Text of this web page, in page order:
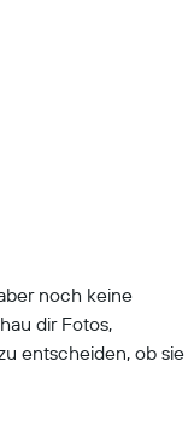
noch keine
dir Fotos,
entscheiden, ob sie